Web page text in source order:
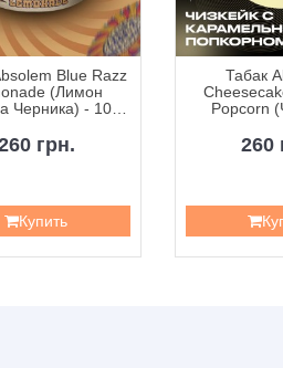
Blue Razz
(Лимон
Черника) - 100
грн.
Купить
Табак
Popcorn
Попкорном)
260